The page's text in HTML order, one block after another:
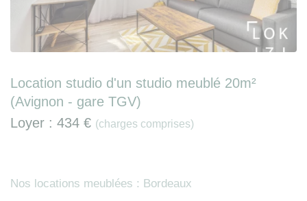
Location studio d'un studio meublé 20m²
(Avignon - gare TGV)
Loyer : 434 € (charges comprises)
Nos locations meublées : Bordeaux